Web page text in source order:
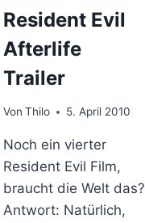
Resident Evil
Afterlife
Trailer
Von Thilo 5. April 2010
Noch ein vierter
Resident Evil Film,
braucht die Welt das?
Antwort: Natürlich,